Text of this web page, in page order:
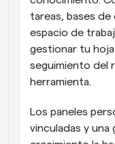
tareas, bases de
espacio de
gestionar tu
seguimiento del
herramienta.
Los paneles
vinculadas y una